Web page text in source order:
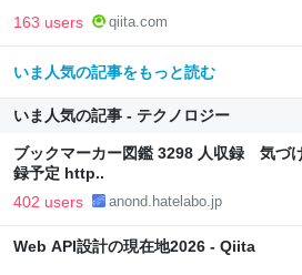
163 users qiita.com
いま人気の記事をもっと読む
いま人気の記事 - テクノロジー
ブックマーカー図鑑 3298 人収録 気づ
録予定 http..
402 users anond.hatelabo.jp
Web API設計の現在地2026 - Qiita